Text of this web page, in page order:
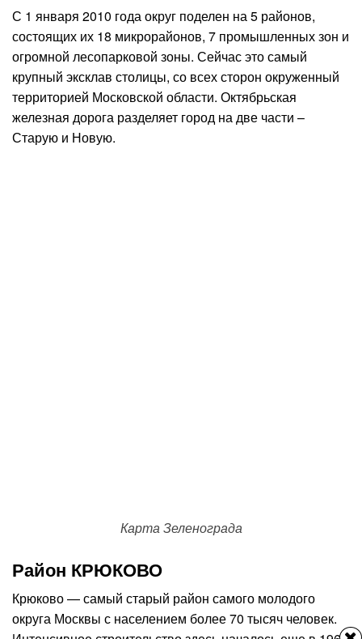
С 1 января 2010 года округ поделен на 5 районов,
состоящих их 18 микрорайонов, 7 промышленных зон и
огромной лесопарковой зоны. Сейчас это самый
крупный эксклав столицы, со всех сторон окруженный
территорией Московской области. Октябрьская
железная дорога разделяет город на две части –
Старую и Новую.
Карта Зеленограда
Район КРЮКОВО
Крюково — самый старый район самого молодого
округа Москвы с населением более 70 тысяч человек.